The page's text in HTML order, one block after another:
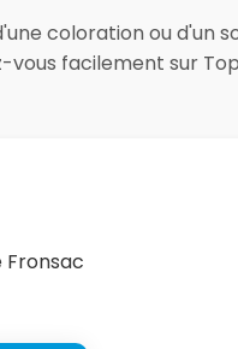
coloration ou d'un
facilement sur
Fronsac